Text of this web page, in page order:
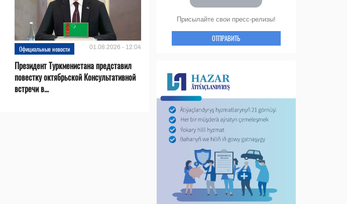
Официальные новости 01.08.2026 - 12:04
Президент Туркменистана представил
повестку октябрьской Консультативной
встречи в...
Присылайте свои пресс-релизы!
ОТПРАВИТЬ